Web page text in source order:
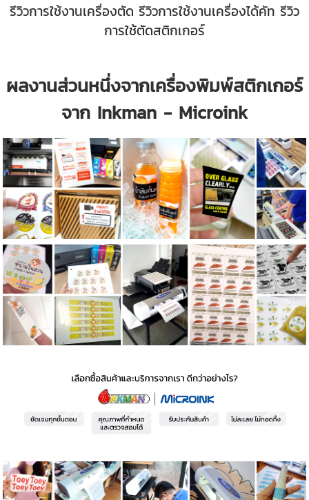
รีวิวการใช้งานเครื่องตัด รีวิวการใช้งานเครื่องได้คัท รีวิว
การใช้ตัดสติกเกอร์
ผลงานส่วนหนึ่งจากเครื่องพิมพ์สติกเกอร์
จาก Inkman - Microink